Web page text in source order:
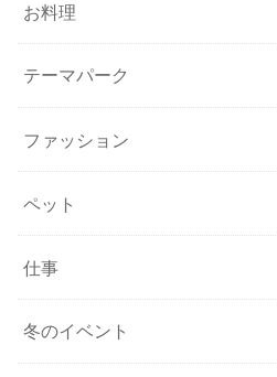
お料理
テーマパーク
ファッション
ペット
仕事
冬のイベント